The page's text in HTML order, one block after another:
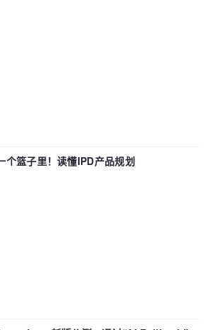
| 葡萄城技术团队
个篮子里！读懂IPD产品规划